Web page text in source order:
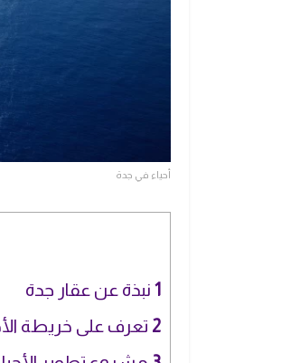
أحياء في جدة
1 نبذة عن عقار جدة
2 تعرف على خريطة